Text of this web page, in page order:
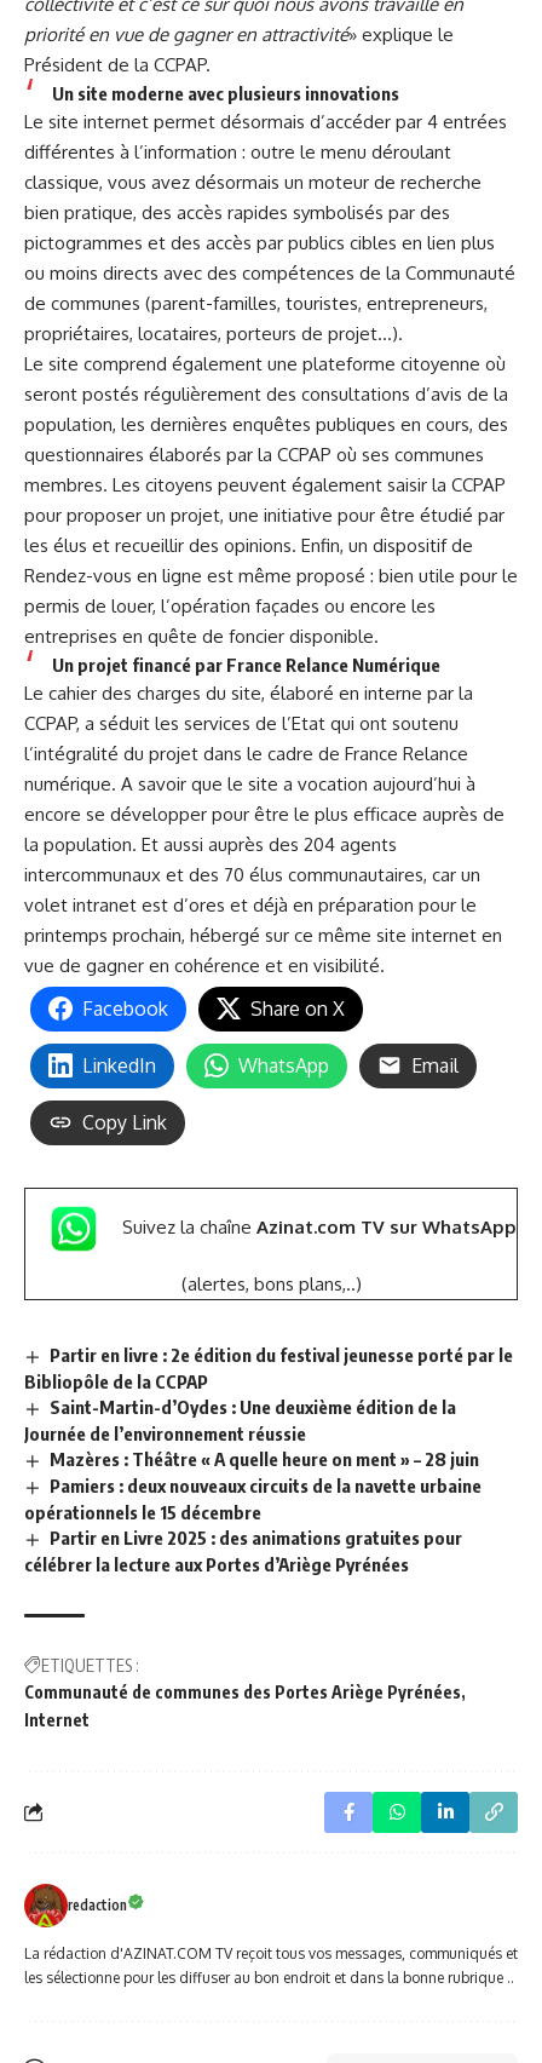
priorité en vue de gagner en attractivité» explique le
Président de la CCPAP.
Un site moderne avec plusieurs innovations
Le site internet permet désormais d’accéder par 4 entrées
différentes à l’information : outre le menu déroulant
classique, vous avez désormais un moteur de recherche
bien pratique, des accès rapides symbolisés par des
pictogrammes et des accès par publics cibles en lien plus
ou moins directs avec des compétences de la Communauté
de communes (parent-familles, touristes, entrepreneurs,
propriétaires, locataires, porteurs de projet…).
Le site comprend également une plateforme citoyenne où
seront postés régulièrement des consultations d’avis de la
population, les dernières enquêtes publiques en cours, des
questionnaires élaborés par la CCPAP où ses communes
membres. Les citoyens peuvent également saisir la CCPAP
pour proposer un projet, une initiative pour être étudié par
les élus et recueillir des opinions. Enfin, un dispositif de
Rendez-vous en ligne est même proposé : bien utile pour le
permis de louer, l’opération façades ou encore les
entreprises en quête de foncier disponible.
Un projet financé par France Relance Numérique
Le cahier des charges du site, élaboré en interne par la
CCPAP, a séduit les services de l’Etat qui ont soutenu
l’intégralité du projet dans le cadre de France Relance
numérique. A savoir que le site a vocation aujourd’hui à
encore se développer pour être le plus efficace auprès de
la population. Et aussi auprès des 204 agents
intercommunaux et des 70 élus communautaires, car un
volet intranet est d’ores et déjà en préparation pour le
printemps prochain, hébergé sur ce même site internet en
vue de gagner en cohérence et en visibilité.
Facebook Share on X
LinkedIn WhatsApp Email
Copy Link
Suivez la chaîne Azinat.com TV sur WhatsApp
(alertes, bons plans,..)
Partir en livre : 2e édition du festival jeunesse porté par le
Bibliopôle de la CCPAP
Saint-Martin-d’Oydes : Une deuxième édition de la
Journée de l’environnement réussie
Mazères : Théâtre « A quelle heure on ment » – 28 juin
Pamiers : deux nouveaux circuits de la navette urbaine
opérationnels le 15 décembre
Partir en Livre 2025 : des animations gratuites pour
célébrer la lecture aux Portes d’Ariège Pyrénées
ETIQUETTES :
Communauté de communes des Portes Ariège Pyrénées
Internet
redaction
La rédaction d'AZINAT.COM TV reçoit tous vos messages, communiqués et
les sélectionne pour les diffuser au bon endroit et dans la bonne rubrique ..